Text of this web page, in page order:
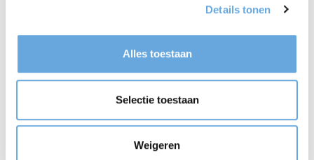
Details tonen
Alles toestaan
Selectie toestaan
Weigeren
Maatwerkoplossinge
n en adviezen
Liever focussen op een of meer specifieke